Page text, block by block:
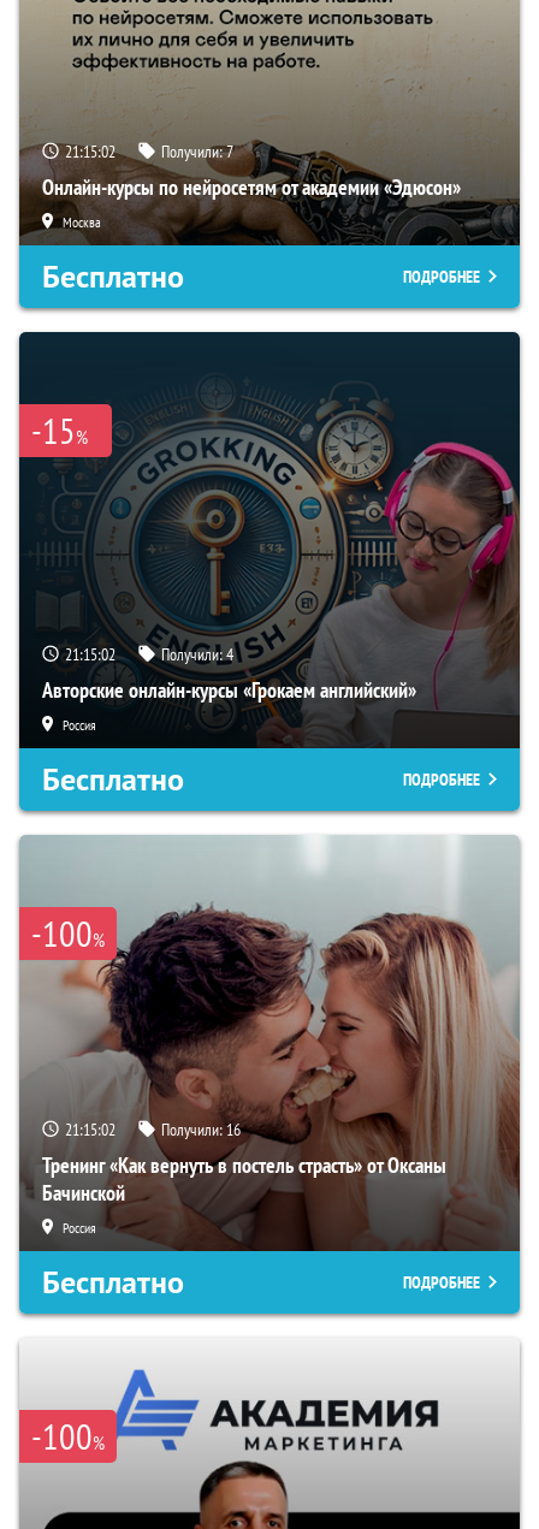
21:15:02 Получили:7
Онлайн-курсы по нейросетям от академии «Эдюсон»
Москва
Бесплатно ПОДРОБНЕЕ
-15%
21:15:02 Получили:4
Авторские онлайн-курсы «Грокаем английский»
Россия
Бесплатно ПОДРОБНЕЕ
-100%
21:15:02 Получили:16
Тренинг «Как вернуть в постель страсть» от Оксаны
Бачинской
Россия
Бесплатно ПОДРОБНЕЕ
-100%